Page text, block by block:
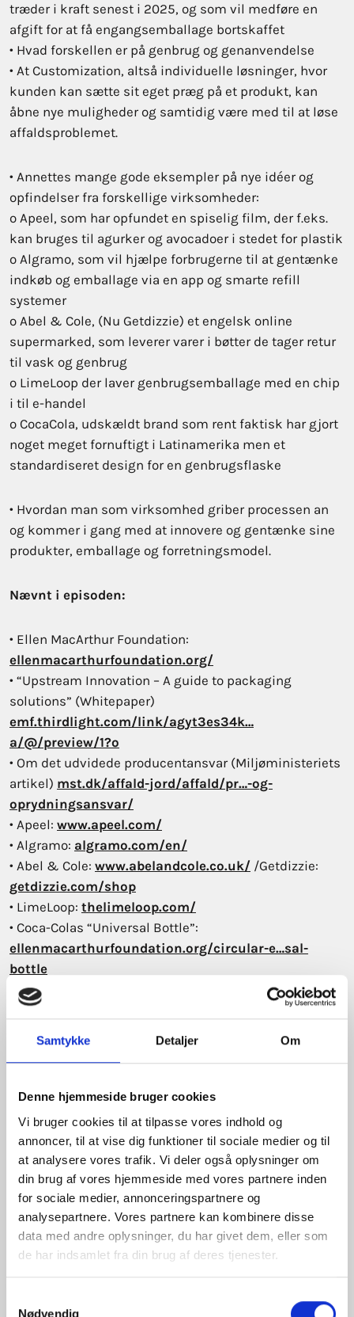
Samtykke Detaljer Om
Denne hjemmeside bruger cookies
Vi bruger cookies til at tilpasse vores indhold og
annoncer, til at vise dig funktioner til sociale medier og til
at analysere vores trafik. Vi deler også oplysninger om
din brug af vores hjemmeside med vores partnere inden
for sociale medier, annonceringspartnere og
analysepartnere. Vores partnere kan kombinere disse
data med andre oplysninger, du har givet dem, eller som
de har indsamlet fra din brug af deres tjenester.
Nødvendig
træder i kraft senest i 2025, og som vil medføre en
afgift for at få engangsemballage bortskaffet
• Hvad forskellen er på genbrug og genanvendelse
• At Customization, altså individuelle løsninger, hvor
kunden kan sætte sit eget præg på et produkt, kan
åbne nye muligheder og samtidig være med til at løse
affaldsproblemet.
• Annettes mange gode eksempler på nye idéer og
opfindelser fra forskellige virksomheder:
o Apeel, som har opfundet en spiselig film, der f.eks.
kan bruges til agurker og avocadoer i stedet for plastik
o Algramo, som vil hjælpe forbrugerne til at gentænke
indkøb og emballage via en app og smarte refill
systemer
o Abel & Cole, (Nu Getdizzie) et engelsk online
supermarked, som leverer varer i bøtter de tager retur
til vask og genbrug
o LimeLoop der laver genbrugsemballage med en chip
i til e-handel
o CocaCola, udskældt brand som rent faktisk har gjort
noget meget fornuftigt i Latinamerika men et
standardiseret design for en genbrugsflaske
• Hvordan man som virksomhed griber processen an
og kommer i gang med at innovere og gentænke sine
produkter, emballage og forretningsmodel.
Nævnt i episoden:
• Ellen MacArthur Foundation:
ellenmacarthurfoundation.org/
• “Upstream Innovation – A guide to packaging
solutions” (Whitepaper)
emf.thirdlight.com/link/agyt3es34k…
a/@/preview/1?o
• Om det udvidede producentansvar (Miljøministeriets
artikel) mst.dk/affald-jord/affald/pr…-og-
oprydningsansvar/
• Apeel: www.apeel.com/
• Algramo: algramo.com/en/
• Abel & Cole: www.abelandcole.co.uk/ /Getdizzie:
getdizzie.com/shop
• LimeLoop: thelimeloop.com/
• Coca-Colas “Universal Bottle”:
ellenmacarthurfoundation.org/circular-e…sal-
bottle
• Lab21st:
• Walmart:
corporate.asda.com/newsroom/2022/1…-cheaper-
• Waitrose Unpacked:
ng%20up%20liquid.
• Unilever Reuse, Refill, Rethink:
www.unilever.com/news/news-search…reuse-
continues/
Nysgerrig på bæredygtighed, praktik og
implementering?